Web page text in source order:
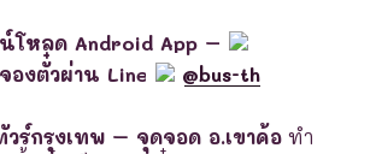
โหลด Android App –
องตั๋วผ่าน Line
@bus-th
วร์กรุงเทพ – จุดจอด อ.เขาค้อ ทำ